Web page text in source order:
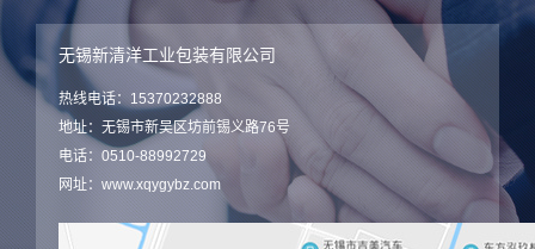
无锡新清洋工业包装有限公司
热线电话：15370232888
地址：无锡市新吴区坊前锡义路76号
电话：0510-88992729
网址：www.xqygybz.com